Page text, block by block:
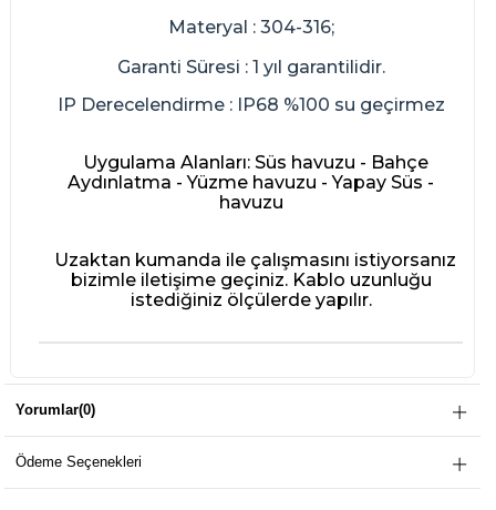
Materyal : 304-316;
Garanti Süresi : 1 yıl garantilidir.
IP Derecelendirme : IP68 %100 su geçirmez
Uygulama Alanları: Süs havuzu - Bahçe
Aydınlatma - Yüzme havuzu - Yapay Süs -
havuzu
Uzaktan kumanda ile çalışmasını istiyorsanız
bizimle iletişime geçiniz. Kablo uzunluğu
istediğiniz ölçülerde yapılır.
Yorumlar(0)
Ödeme Seçenekleri